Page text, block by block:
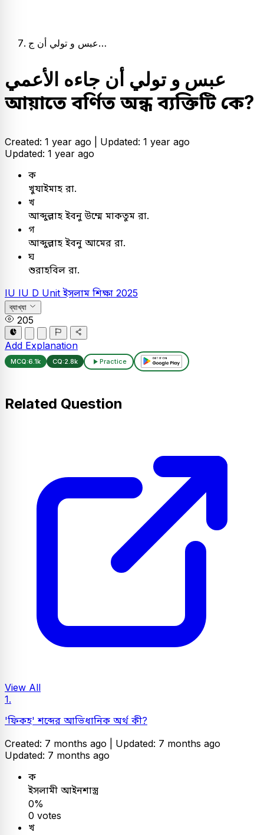
عبس و تولي أن ج…
عبس و تولي أن جاءه الأعمي
আয়াতে বর্ণিত অন্ধ ব্যক্তিটি কে?
Created: 1 year ago | Updated: 1 year ago
Updated: 1 year ago
ক
খুযাইমাহ রা.
খ
আব্দুল্লাহ ইবনু উম্মে মাকতুম রা.
গ
আব্দুল্লাহ ইবনু আমের রা.
ঘ
শুরাহবিল রা.
IU IU D Unitইসলাম শিক্ষা 2025
ব্যাখ্যা
205
Add Explanation
MCQ:6.1k CQ:2.8k Practice
Related Question
View All
1.
'ফিকহ' শব্দের আভিধানিক অর্থ কী?
Created: 7 months ago | Updated: 7 months ago
Updated: 7 months ago
ক
ইসলামী আইনশাস্ত্র
0%
0 votes
খ